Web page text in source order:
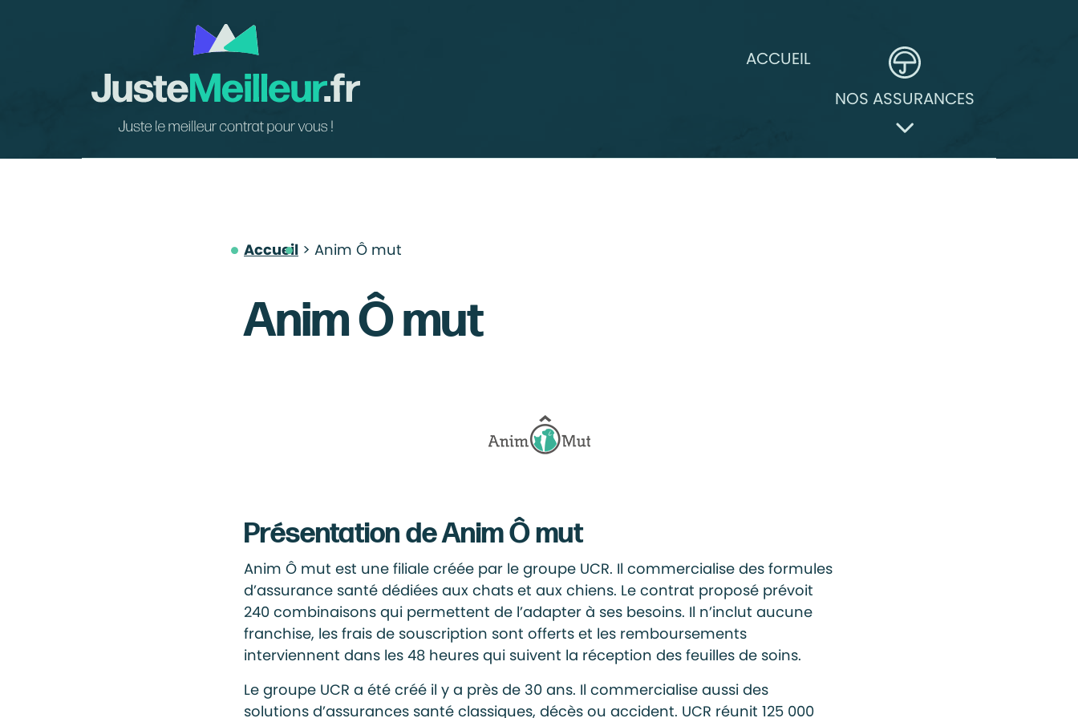
ACCUEIL
NOS ASSURANCES
Accueil Anim Ô mut
Anim Ô mut
Présentation de Anim Ô mut
Anim Ô mut est une filiale créée par le groupe UCR. Il commercialise des formules
d’assurance santé dédiées aux chats et aux chiens. Le contrat proposé prévoit
240 combinaisons qui permettent de l’adapter à ses besoins. Il n’inclut aucune
franchise, les frais de souscription sont offerts et les remboursements
interviennent dans les 48 heures qui suivent la réception des feuilles de soins.
Le groupe UCR a été créé il y a près de 30 ans. Il commercialise aussi des
solutions d’assurances santé classiques, décès ou accident. UCR réunit 125 000